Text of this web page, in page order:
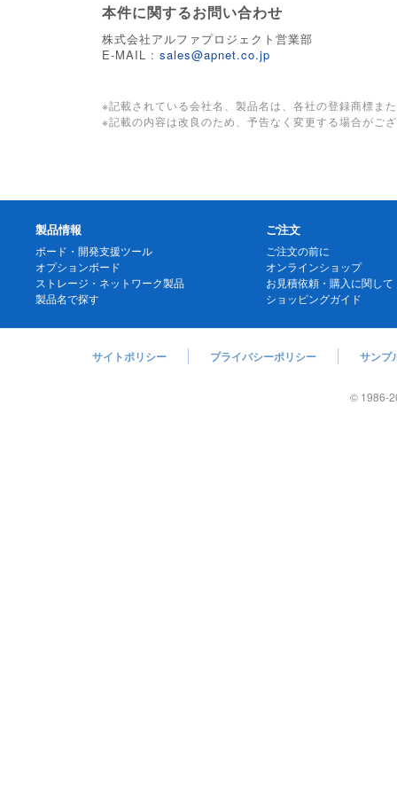
本件に関するお問い合わせ
株式会社アルファプロジェクト営業部
E-MAIL : sales@apnet.co.jp
※記載されている会社名、製品名は、各社の登録商標ま
※記載の内容は改良のため、予告なく変更する場合がご
製品情報
ボード・開発支援ツール
オプションボード
ストレージ・ネットワーク製品
製品名で探す
ご注文
ご注文の前に
オンラインショップ
お見積依頼・購入に関して
ショッピングガイド
サイトポリシー プライバシーポリシー サンプ
© 1986-